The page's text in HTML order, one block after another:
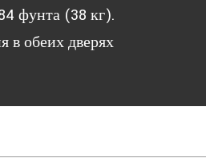
фунта (38 кг).
в обеих дверях